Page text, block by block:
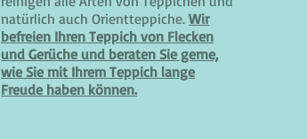
natürlich auch Orientteppiche. Wir
befreien Ihren Teppich von Flecken
und Gerüche und beraten Sie gerne,
wie Sie mit Ihrem Teppich lange
Freude haben können.